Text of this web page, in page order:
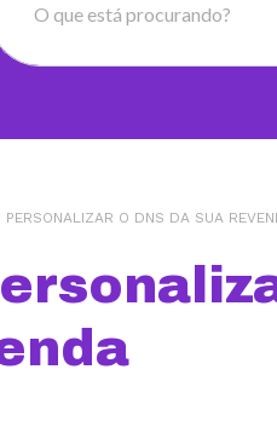
O que está procurando?
PERSONALIZAR O DNS DA SUA